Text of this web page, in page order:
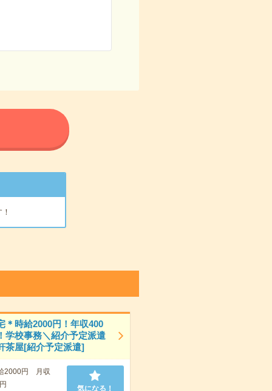
＊時給2000円！年収400
学校事務＼紹介予定派遣
茶屋[紹介予定派遣]
2000円 月収
気になる！